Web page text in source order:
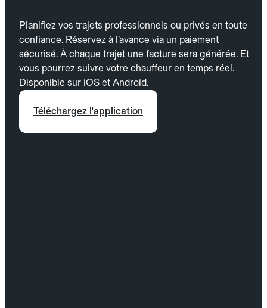
Planifiez vos trajets professionnels ou privés en toute
confiance. Réservez à l’avance via un paiement
sécurisé. À chaque trajet une facture sera générée. Et
vous pourrez suivre votre chauffeur en temps réel.
Disponible sur iOS et Android.
Téléchargez l'application